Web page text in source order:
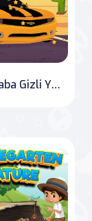
Hızlı Araba Gizli Yıldızlar